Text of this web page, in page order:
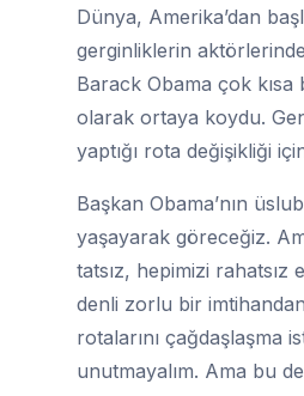
Dünya, Amerika’dan
gerginliklerin
Barack Obama çok
olarak ortaya koydu.
yaptığı rota değişikliği
Başkan Obama’nın
yaşayarak göreceğiz.
tatsız, hepimizi rahatsız
denli zorlu bir
rotalarını çağdaşlaşma
unutmayalım. Ama bu